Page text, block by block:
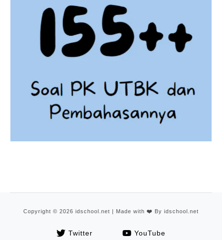
Copyright © 2026 idschool.net | Made with ❤️ By idschool.net
Twitter YouTube